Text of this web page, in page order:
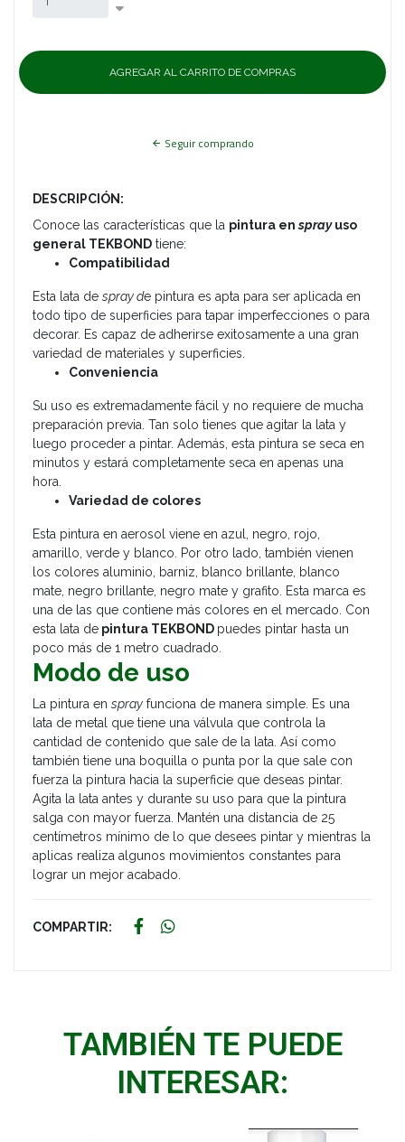
Seguir comprando
DESCRIPCIÓN:
Conoce las características que la pintura ensprayuso
general TEKBOND tiene:
Compatibilidad
Esta lata de spray de pintura es apta para ser aplicada en
todo tipo de superficies para tapar imperfecciones o para
decorar. Es capaz de adherirse exitosamente a una gran
variedad de materiales y superficies.
Conveniencia
Su uso es extremadamente fácil y no requiere de mucha
preparación previa. Tan solo tienes que agitar la lata y
luego proceder a pintar. Además, esta pintura se seca en
minutos y estará completamente seca en apenas una
hora.
Variedad de colores
Esta pintura en aerosol viene en azul, negro, rojo,
amarillo, verde y blanco. Por otro lado, también vienen
los colores aluminio, barniz, blanco brillante, blanco
mate, negro brillante, negro mate y grafito. Esta marca es
una de las que contiene más colores en el mercado. Con
esta lata de pintura TEKBOND puedes pintar hasta un
poco más de 1 metro cuadrado.
Modo de uso
La pintura en spray funciona de manera simple. Es una
lata de metal que tiene una válvula que controla la
cantidad de contenido que sale de la lata. Así como
también tiene una boquilla o punta por la que sale con
fuerza la pintura hacia la superficie que deseas pintar.
Agita la lata antes y durante su uso para que la pintura
salga con mayor fuerza. Mantén una distancia de 25
centímetros mínimo de lo que desees pintar y mientras la
aplicas realiza algunos movimientos constantes para
lograr un mejor acabado.
COMPARTIR:
TAMBIÉN TE PUEDE
INTERESAR: